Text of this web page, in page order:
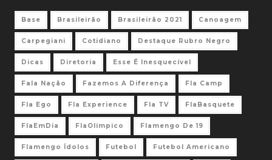
Base Brasileirão Brasileirão 2021 Canoagem
Carpegiani Cotidiano Destaque Rubro Negro
Dicas Diretoria Esse É Inesquecível
Fala Nação Fazemos A Diferença Fla Camp
Fla Ego Fla Experience Fla TV FlaBasquete
FlaEmDia FlaOlímpico Flamengo De 19
Flamengo Ídolos Futebol Futebol Americano